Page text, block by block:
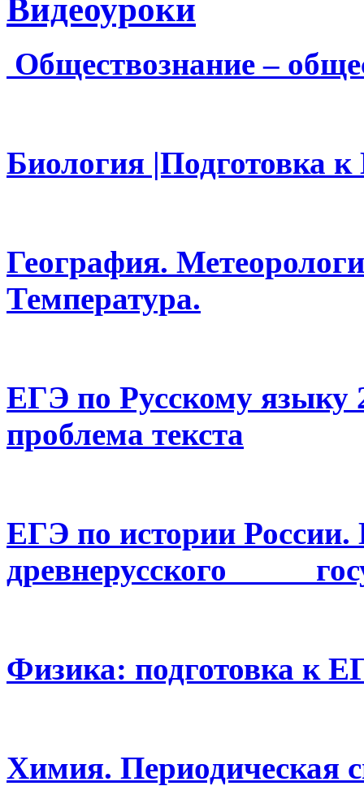
Видеоуроки
Обществознание –
Биология |Подготовка
География.
Температура.
ЕГЭ по Русскому языку
проблема текста
ЕГЭ по истории России.
древнерусского
Физика: подготовка к
Химия. Периодическая